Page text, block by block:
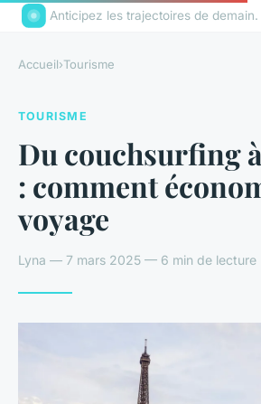
Anticipez les trajectoires de demain.
Accueil›Tourisme
TOURISME
Du couchsurfing
: comment
voyage
Lyna — 7 mars 2025 — 6 min de lecture